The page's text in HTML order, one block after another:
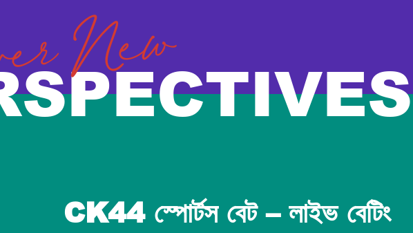
New
CK44 স্পোর্টস বেট – লাইভ বেটিং